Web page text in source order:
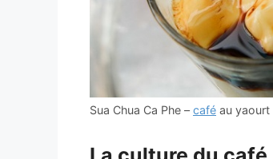
Sua Chua Ca Phe – café au yaourt